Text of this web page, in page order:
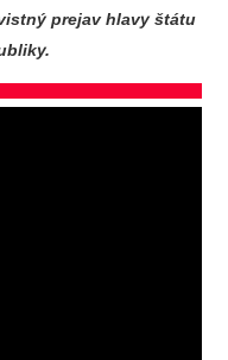
prejav hlavy štátu